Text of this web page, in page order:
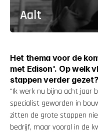
Aalt
Het thema voor de
met Edison'. Op welk
stappen verder gezet?
"Ik werk nu bijna acht jaar
specialist geworden in
zitten de grote stappen
bedrijf, maar vooral in de